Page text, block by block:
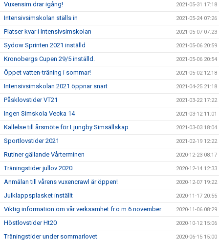
Vuxensim drar igång! 2021-05-31 17:18
Intensivsimskolan ställs in 2021-05-24 07:26
Platser kvar i Intensivsimskolan 2021-05-07 07:23
Sydow Sprinten 2021 inställd 2021-05-06 20:59
Kronobergs Cupen 29/5 inställd. 2021-05-06 20:54
Öppet vatten-träning i sommar! 2021-05-02 12:18
Intensivsimskolan 2021 öppnar snart 2021-04-25 21:18
Påsklovstider VT21 2021-03-22 17:22
Ingen Simskola Vecka 14 2021-03-12 11:01
Kallelse till årsmöte för Ljungby Simsällskap 2021-03-03 18:04
Sportlovstider 2021 2021-02-19 12:22
Rutiner gällande Vårterminen 2020-12-23 08:17
Träningstider jullov 2020 2020-12-14 12:33
Anmälan till vårens vuxencrawl är öppen! 2020-12-07 19:22
Julklappsplasket inställt 2020-11-17 20:55
Viktig information om vår verksamhet fr.o.m 6 november 2020-11-06 08:29
Höstlovstider Ht20 2020-10-12 15:06
Träningstider under sommarlovet 2020-06-15 15:00